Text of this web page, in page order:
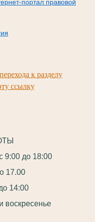
портал правовой
к разделу
ссылку
9:00 до 18:00
17.00
14:00
воскресенье